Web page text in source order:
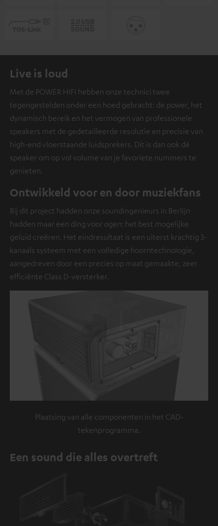
Live is loud
Met de POWER HIFI hebben onze technici twee
tegengestelden onder een hoed gebracht: de power, het
dynamisch bereik en het vermogen van professionele
speakers met de gedetailleerde resolutie en precisie van
high-end vloerstaande luidsprekers. Dit is dan ook dé
speaker om op vol volume van je favoriete nummers te
genieten.
Ontwikkeld voor en door muziekfans
Bij dit project hadden onze soundingenieurs in Berlijn
hadden maar een ding voor ogen: het best mogelijke
geluid creëren. Het eindresultaat is een uiterst krachtig 3-
kanaals systeem met een volledige hoorntechnologie,
aangedreven door een precies op maat gemaakte, zeer
efficiënte Class D-versterker.
Plaatsing van alle componenten in het CAD-
tekenprogramma.
Een sound die alles overtreft